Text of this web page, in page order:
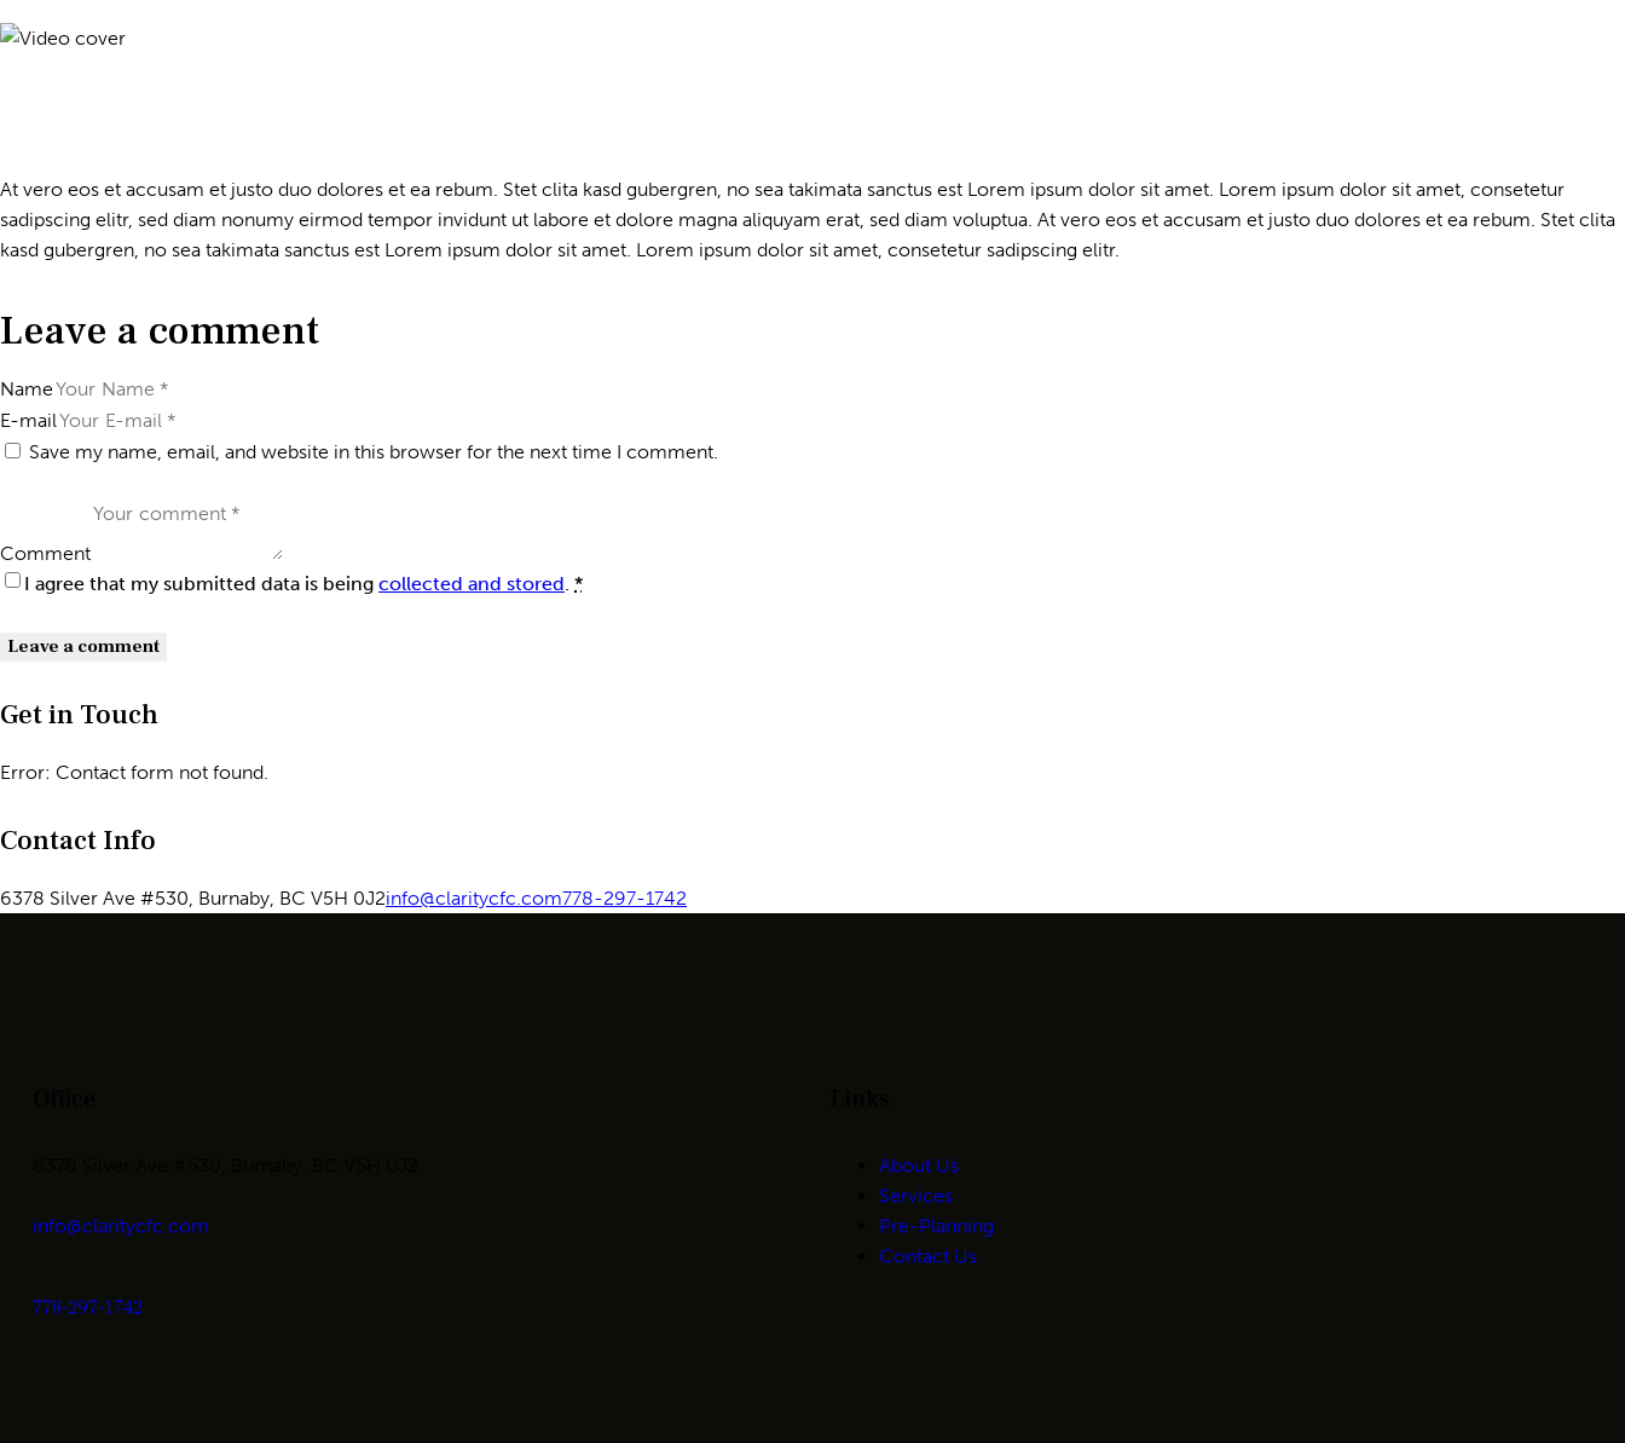
At vero eos et accusam et justo duo dolores et ea rebum. Stet clita kasd gubergren, no sea takimata sanctus est Lorem ipsum dolor sit amet. Lorem ipsum dolor sit amet, consetetur
sadipscing elitr, sed diam nonumy eirmod tempor invidunt ut labore et dolore magna aliquyam erat, sed diam voluptua. At vero eos et accusam et justo duo dolores et ea rebum. Stet clita
kasd gubergren, no sea takimata sanctus est Lorem ipsum dolor sit amet. Lorem ipsum dolor sit amet, consetetur sadipscing elitr.
Leave a comment
Name
E-mail
Save my name, email, and website in this browser for the next time I comment.
Comment
I agree that my submitted data is being collected and stored. *
Get in Touch
Error: Contact form not found.
Contact Info
6378 Silver Ave #530, Burnaby, BC V5H 0J2info@claritycfc.com778-297-1742
info@claritycfc.com
778-297-1742
About Us
Services
Pre-Planning
Contact Us